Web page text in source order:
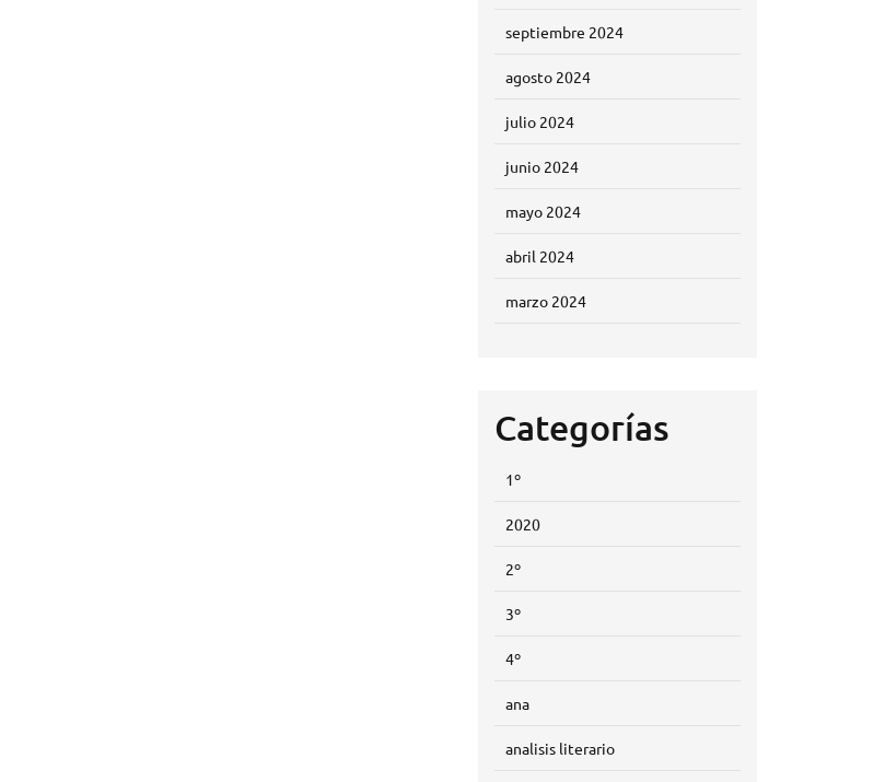
septiembre 2024
agosto 2024
julio 2024
junio 2024
mayo 2024
abril 2024
marzo 2024
Categorías
1º
2020
2º
3º
4º
ana
analisis literario